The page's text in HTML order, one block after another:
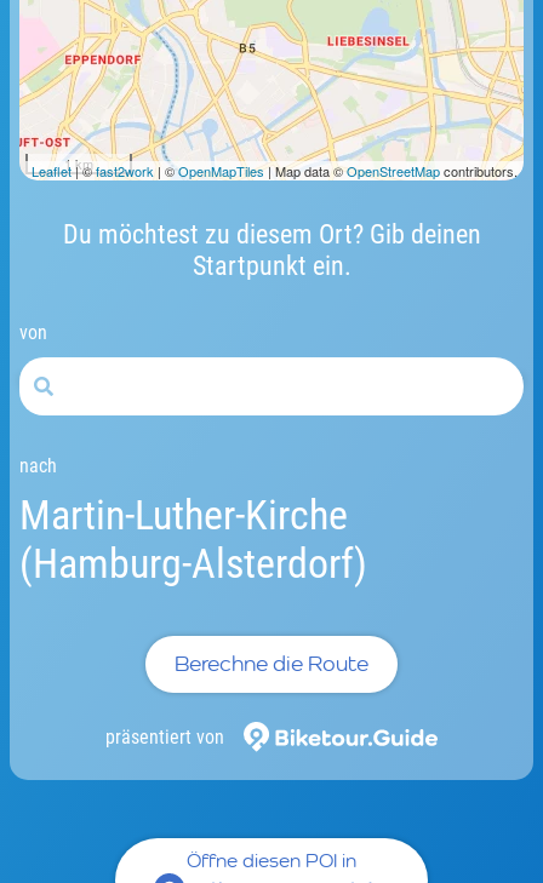
Du möchtest zu diesem Ort? Gib deinen
Startpunkt ein.
von
nach
Martin-Luther-Kirche
(Hamburg-Alsterdorf)
Berechne die Route
präsentiert von
1 km
Leaflet| ©fast2work | ©OpenMapTiles| Map data ©OpenStreetMapcontributors.
Öffne diesen POI in